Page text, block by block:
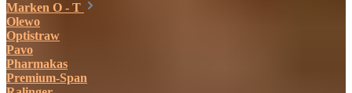
Marken O - T
Olewo
Optistraw
Pavo
Pharmakas
Premium-Span